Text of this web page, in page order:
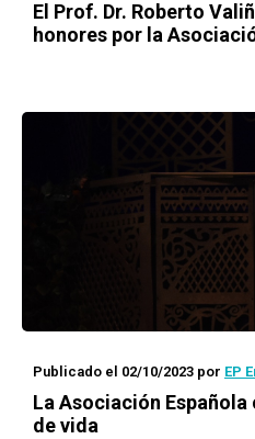
El Prof. Dr. Roberto
honores por la
Publicado el 02/10/2023 por EP
La Asociación Española
de vida